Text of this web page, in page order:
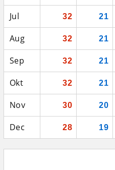
Jul 32 21
Aug 32 21
Sep 32 21
Okt 32 21
Nov 30 20
Dec 28 19